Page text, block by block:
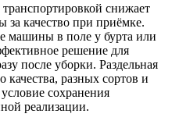
снижает
за качество при приёмке.
машины в поле у бурта или
решение для
после уборки. Раздельная
качества, разных сортов и
сохранения
реализации.